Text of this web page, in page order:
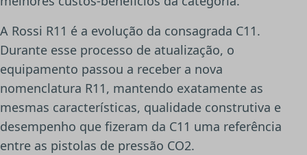
A Rossi R11 é a evolução da consagrada C11.
Durante esse processo de atualização, o
equipamento passou a receber a nova
nomenclatura R11, mantendo exatamente as
mesmas características, qualidade construtiva e
desempenho que fizeram da C11 uma referência
entre as pistolas de pressão CO2.